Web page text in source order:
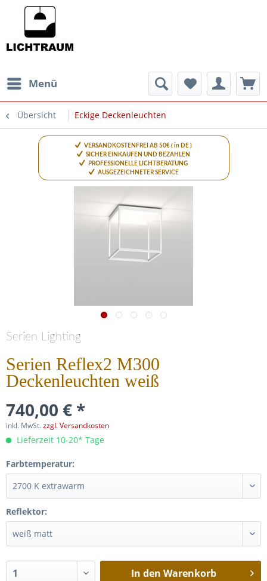
Menü
Übersicht Eckige Deckenleuchten
VERSANDKOSTENFREI AB 50€ ( in DE )
SICHER EINKAUFEN UND BEZAHLEN
PROFESSIONELLE LICHTBERATUNG
AUSGEZEICHNETER SERVICE
Serien Lighting
Serien Reflex2 M300
Deckenleuchten weiß
740,00 € *
inkl. MwSt.zzgl. Versandkosten
Lieferzeit 10-20* Tage
Farbtemperatur:
Reflektor:
In den Warenkorb